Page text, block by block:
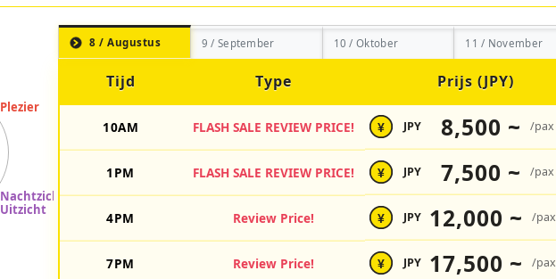
8 / Augustus 9 / September 10 / Oktober 11 / November
Tijd Type Prijs (JPY)
10AM FLASH SALE REVIEW PRICE! ¥ JPY 8,500 ~ /pax
1PM FLASH SALE REVIEW PRICE! ¥ JPY 7,500 ~ /pax
4PM Review Price! ¥ JPY 12,000 ~ /pax
7PM Review Price! ¥ JPY 17,500 ~ /pax